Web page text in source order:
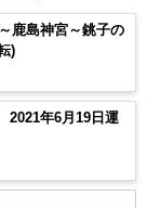
鹿島神宮～銚子の
)
2021年6月19日運